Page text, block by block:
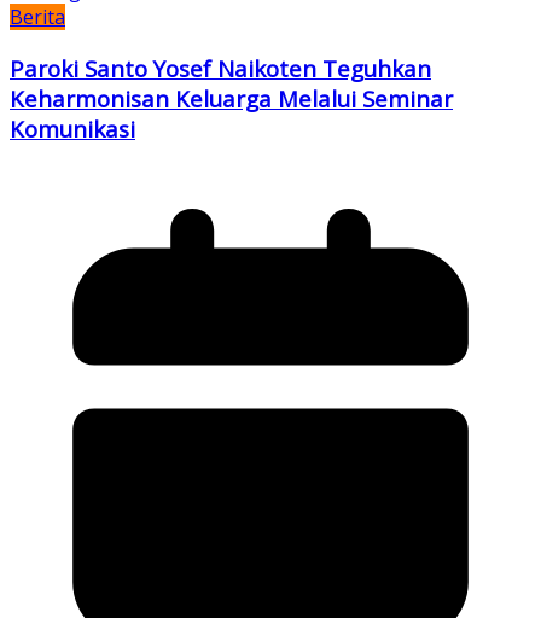
Berita
Paroki Santo Yosef Naikoten Teguhkan
Keharmonisan Keluarga Melalui Seminar
Komunikasi